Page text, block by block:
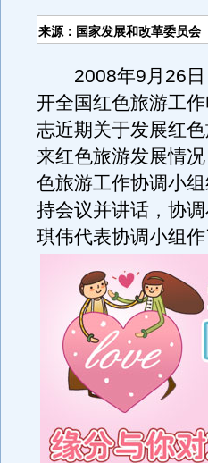
来源：国家发展和改革委员会
2008年9月26日
开全国红色旅游工
志近期关于发展红
来红色旅游发展情
色旅游工作协调小
持会议并讲话，协
琪伟代表协调小组作